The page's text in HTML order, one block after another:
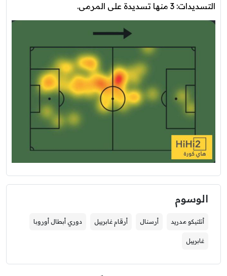
التسديدات: 3 منها تسديدة على المرمى.
الوسوم
أتلتيكو مدريد أرسنال أرقام غابرييل دوري أبطال أوروبا
غابرييل